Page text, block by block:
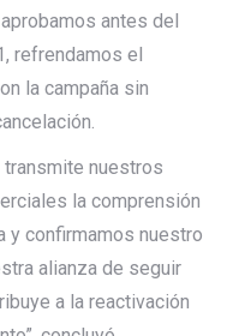
antes del
refrendamos el
la campaña sin
transmite nuestros
la comprensión
y confirmamos nuestro
alianza de seguir
a la reactivación